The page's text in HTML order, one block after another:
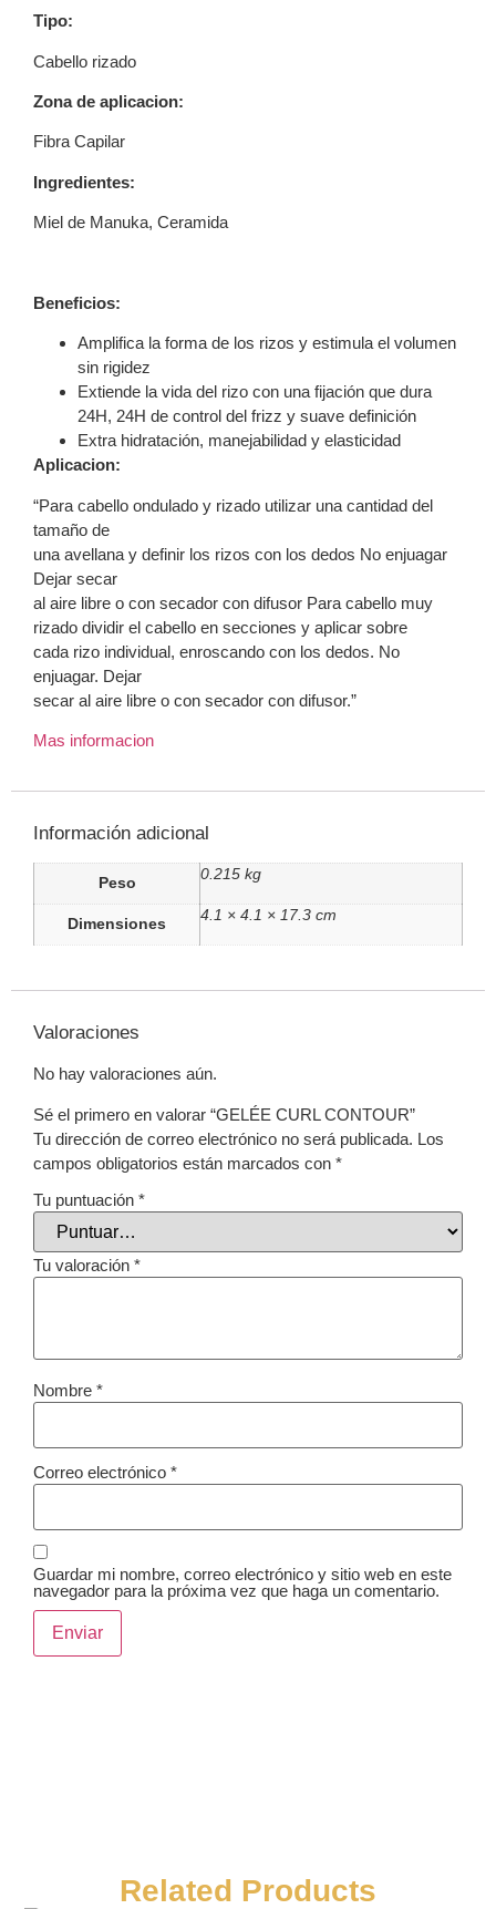
Tipo:
Cabello rizado
Zona de aplicacion:
Fibra Capilar
Ingredientes:
Miel de Manuka, Ceramida
Beneficios:
Amplifica la forma de los rizos y estimula el volumen
sin rigidez
Extiende la vida del rizo con una fijación que dura
24H, 24H de control del frizz y suave definición
Extra hidratación, manejabilidad y elasticidad
Aplicacion:
“Para cabello ondulado y rizado utilizar una cantidad del
tamaño de
una avellana y definir los rizos con los dedos No enjuagar
Dejar secar
al aire libre o con secador con difusor Para cabello muy
rizado dividir el cabello en secciones y aplicar sobre
cada rizo individual, enroscando con los dedos. No
enjuagar. Dejar
secar al aire libre o con secador con difusor.”
Mas informacion
Información adicional
Peso
0.215 kg
Dimensiones
4.1 × 4.1 × 17.3 cm
Valoraciones
No hay valoraciones aún.
Sé el primero en valorar “GELÉE CURL CONTOUR”
Tu dirección de correo electrónico no será publicada. Los
campos obligatorios están marcados con *
Tu puntuación *
Tu valoración *
Nombre *
Correo electrónico *
Guardar mi nombre, correo electrónico y sitio web en este
navegador para la próxima vez que haga un comentario.
Related Products